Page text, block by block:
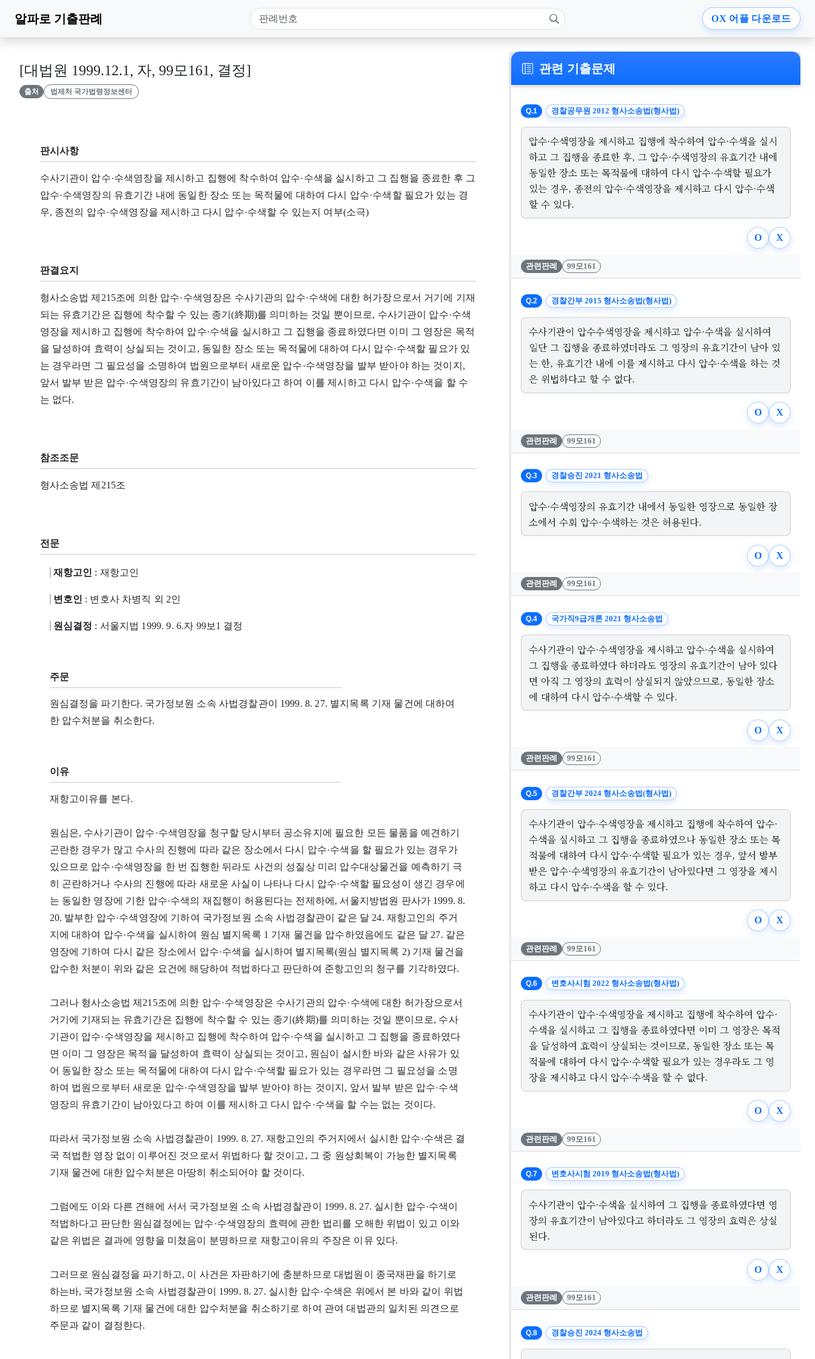
알파로 기출판례 OX 어플 다운로드
[대법원 1999.12.1, 자, 99모161, 결정]
출처 법제처 국가법령정보센터
판시사항
수사기관이 압수·수색영장을 제시하고 집행에 착수하여 압수·수색을 실시하고 그 집행을 종료한 후 그
압수·수색영장의 유효기간 내에 동일한 장소 또는 목적물에 대하여 다시 압수·수색할 필요가 있는 경
우, 종전의 압수·수색영장을 제시하고 다시 압수·수색할 수 있는지 여부(소극)
판결요지
형사소송법 제215조에 의한 압수·수색영장은 수사기관의 압수·수색에 대한 허가장으로서 거기에 기재
되는 유효기간은 집행에 착수할 수 있는 종기(終期)를 의미하는 것일 뿐이므로, 수사기관이 압수·수색
영장을 제시하고 집행에 착수하여 압수·수색을 실시하고 그 집행을 종료하였다면 이미 그 영장은 목적
을 달성하여 효력이 상실되는 것이고, 동일한 장소 또는 목적물에 대하여 다시 압수·수색할 필요가 있
는 경우라면 그 필요성을 소명하여 법원으로부터 새로운 압수·수색영장을 발부 받아야 하는 것이지,
앞서 발부 받은 압수·수색영장의 유효기간이 남아있다고 하여 이를 제시하고 다시 압수·수색을 할 수
는 없다.
참조조문
형사소송법 제215조
전문
재항고인 : 재항고인
변호인 : 변호사 차병직 외 2인
원심결정 : 서울지법 1999. 9. 6.자 99보1 결정
주문
원심결정을 파기한다. 국가정보원 소속 사법경찰관이 1999. 8. 27. 별지목록 기재 물건에 대하여
한 압수처분을 취소한다.
이유
재항고이유를 본다.
원심은, 수사기관이 압수·수색영장을 청구할 당시부터 공소유지에 필요한 모든 물품을 예견하기
곤란한 경우가 많고 수사의 진행에 따라 같은 장소에서 다시 압수·수색을 할 필요가 있는 경우가
있으므로 압수·수색영장을 한 번 집행한 뒤라도 사건의 성질상 미리 압수대상물건을 예측하기 극
히 곤란하거나 수사의 진행에 따라 새로운 사실이 나타나 다시 압수·수색할 필요성이 생긴 경우에
는 동일한 영장에 기한 압수·수색의 재집행이 허용된다는 전제하에, 서울지방법원 판사가 1999. 8.
20. 발부한 압수·수색영장에 기하여 국가정보원 소속 사법경찰관이 같은 달 24. 재항고인의 주거
지에 대하여 압수·수색을 실시하여 원심 별지목록 1 기재 물건을 압수하였음에도 같은 달 27. 같은
영장에 기하여 다시 같은 장소에서 압수·수색을 실시하여 별지목록(원심 별지목록 2) 기재 물건을
압수한 처분이 위와 같은 요건에 해당하여 적법하다고 판단하여 준항고인의 청구를 기각하였다.
그러나 형사소송법 제215조에 의한 압수·수색영장은 수사기관의 압수·수색에 대한 허가장으로서
거기에 기재되는 유효기간은 집행에 착수할 수 있는 종기(終期)를 의미하는 것일 뿐이므로, 수사
기관이 압수·수색영장을 제시하고 집행에 착수하여 압수·수색을 실시하고 그 집행을 종료하였다
면 이미 그 영장은 목적을 달성하여 효력이 상실되는 것이고, 원심이 설시한 바와 같은 사유가 있
어 동일한 장소 또는 목적물에 대하여 다시 압수·수색할 필요가 있는 경우라면 그 필요성을 소명
하여 법원으로부터 새로운 압수·수색영장을 발부 받아야 하는 것이지, 앞서 발부 받은 압수·수색
영장의 유효기간이 남아있다고 하여 이를 제시하고 다시 압수·수색을 할 수는 없는 것이다.
따라서 국가정보원 소속 사법경찰관이 1999. 8. 27. 재항고인의 주거지에서 실시한 압수·수색은 결
국 적법한 영장 없이 이루어진 것으로서 위법하다 할 것이고, 그 중 원상회복이 가능한 별지목록
기재 물건에 대한 압수처분은 마땅히 취소되어야 할 것이다.
그럼에도 이와 다른 견해에 서서 국가정보원 소속 사법경찰관이 1999. 8. 27. 실시한 압수·수색이
적법하다고 판단한 원심결정에는 압수·수색영장의 효력에 관한 법리를 오해한 위법이 있고 이와
같은 위법은 결과에 영향을 미쳤음이 분명하므로 재항고이유의 주장은 이유 있다.
그러므로 원심결정을 파기하고, 이 사건은 자판하기에 충분하므로 대법원이 종국재판을 하기로
하는바, 국가정보원 소속 사법경찰관이 1999. 8. 27. 실시한 압수·수색은 위에서 본 바와 같이 위법
하므로 별지목록 기재 물건에 대한 압수처분을 취소하기로 하여 관여 대법관의 일치된 의견으로
주문과 같이 결정한다.
관련 기출문제
Q.1 경찰공무원 2012 형사소송법(형사법)
압수·수색영장을 제시하고 집행에 착수하여 압수·수색을 실시
하고 그 집행을 종료한 후, 그 압수·수색영장의 유효기간 내에
동일한 장소 또는 목적물에 대하여 다시 압수·수색할 필요가
있는 경우, 종전의 압수·수색영장을 제시하고 다시 압수·수색
할 수 있다.
O X
관련판례 99모161
Q.2 경찰간부 2015 형사소송법(형사법)
수사기관이 압수수색영장을 제시하고 압수·수색을 실시하여
일단 그 집행을 종료하였더라도 그 영장의 유효기간이 남아 있
는 한, 유효기간 내에 이를 제시하고 다시 압수·수색을 하는 것
은 위법하다고 할 수 없다.
O X
관련판례 99모161
Q.3 경찰승진 2021 형사소송법
압수·수색영장의 유효기간 내에서 동일한 영장으로 동일한 장
소에서 수회 압수·수색하는 것은 허용된다.
O X
관련판례 99모161
Q.4 국가직9급개론 2021 형사소송법
수사기관이 압수·수색영장을 제시하고 압수·수색을 실시하여
그 집행을 종료하였다 하더라도 영장의 유효기간이 남아 있다
면 아직 그 영장의 효력이 상실되지 않았으므로, 동일한 장소
에 대하여 다시 압수·수색할 수 있다.
O X
관련판례 99모161
Q.5 경찰간부 2024 형사소송법(형사법)
수사기관이 압수·수색영장을 제시하고 집행에 착수하여 압수·
수색을 실시하고 그 집행을 종료하였으나 동일한 장소 또는 목
적물에 대하여 다시 압수·수색할 필요가 있는 경우, 앞서 발부
받은 압수·수색영장의 유효기간이 남아있다면 그 영장을 제시
하고 다시 압수·수색을 할 수 있다.
O X
관련판례 99모161
Q.6 변호사시험 2022 형사소송법(형사법)
수사기관이 압수·수색영장을 제시하고 집행에 착수하여 압수·
수색을 실시하고 그 집행을 종료하였다면 이미 그 영장은 목적
을 달성하여 효력이 상실되는 것이므로, 동일한 장소 또는 목
적물에 대하여 다시 압수·수색할 필요가 있는 경우라도 그 영
장을 제시하고 다시 압수·수색을 할 수 없다.
O X
관련판례 99모161
Q.7 변호사시험 2019 형사소송법(형사법)
수사기관이 압수·수색을 실시하여 그 집행을 종료하였다면 영
장의 유효기간이 남아있다고 하더라도 그 영장의 효력은 상실
된다.
O X
관련판례 99모161
Q.8 경찰승진 2024 형사소송법